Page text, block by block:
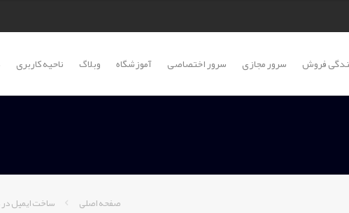
فروش سرور مجازی سرور اختصاصی آموزشگاه وبلاگ ناحیه کاربری
صفحه اصلی ساخت ایمیل